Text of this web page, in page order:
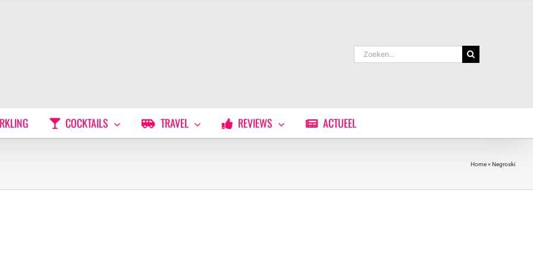
Zoeken
naar:
COCKTAILS TRAVEL REVIEWS ACTUEEL
Home» Negroski